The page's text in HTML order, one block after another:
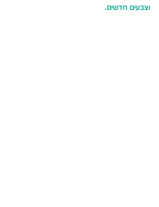
וצבעים חדשים.